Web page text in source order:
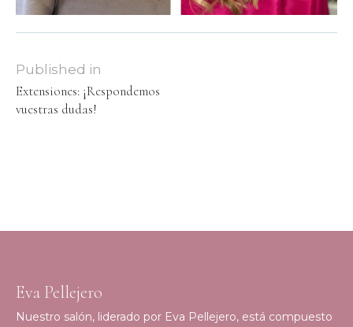
Published in
Extensiones: ¡Respondemos
vuestras dudas!
Eva Pellejero
Nuestro salón, liderado por Eva Pellejero, está compuesto